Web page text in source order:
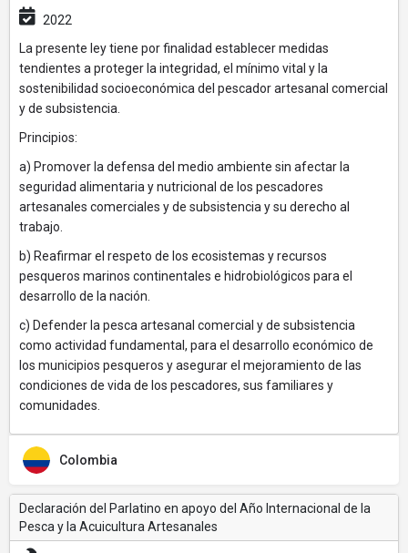
2022
La presente ley tiene por finalidad establecer medidas
tendientes a proteger la integridad, el mínimo vital y la
sostenibilidad socioeconómica del pescador artesanal comercial
y de subsistencia.
Principios:
a) Promover la defensa del medio ambiente sin afectar la
seguridad alimentaria y nutricional de los pescadores
artesanales comerciales y de subsistencia y su derecho al
trabajo.
b) Reafirmar el respeto de los ecosistemas y recursos
pesqueros marinos continentales e hidrobiológicos para el
desarrollo de la nación.
c) Defender la pesca artesanal comercial y de subsistencia
como actividad fundamental, para el desarrollo económico de
los municipios pesqueros y asegurar el mejoramiento de las
condiciones de vida de los pescadores, sus familiares y
comunidades.
Colombia
Declaración del Parlatino en apoyo del Año Internacional de la
Pesca y la Acuicultura Artesanales